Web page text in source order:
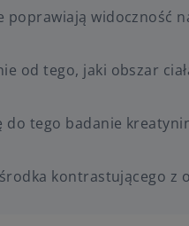
widoczność
od tego, jaki obszar
tego badanie
kontrastującego z